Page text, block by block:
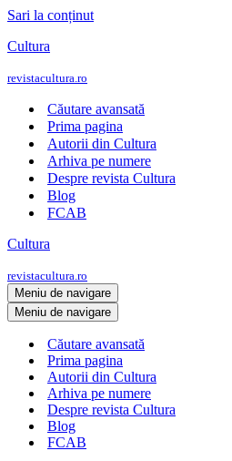
Sari la conținut
Cultura
revistacultura.ro
Căutare avansată
Prima pagina
Autorii din Cultura
Arhiva pe numere
Despre revista Cultura
Blog
FCAB
Cultura
revistacultura.ro
Meniu de navigare
Meniu de navigare
Căutare avansată
Prima pagina
Autorii din Cultura
Arhiva pe numere
Despre revista Cultura
Blog
FCAB